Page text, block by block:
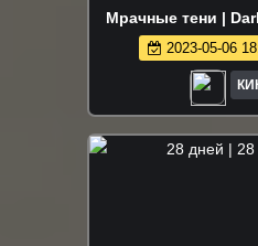
Мрачные тени |
2023-05-06